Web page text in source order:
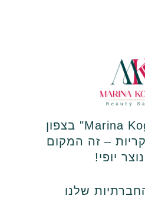
סלון יופי "Marina Kogan" בצפון
– זה המקום
יופי!
שלנו